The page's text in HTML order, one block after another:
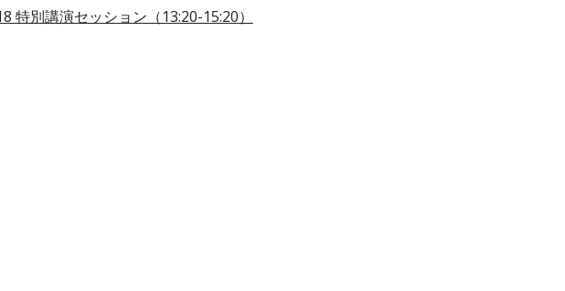
特別講演セッション（13:20-15:20）